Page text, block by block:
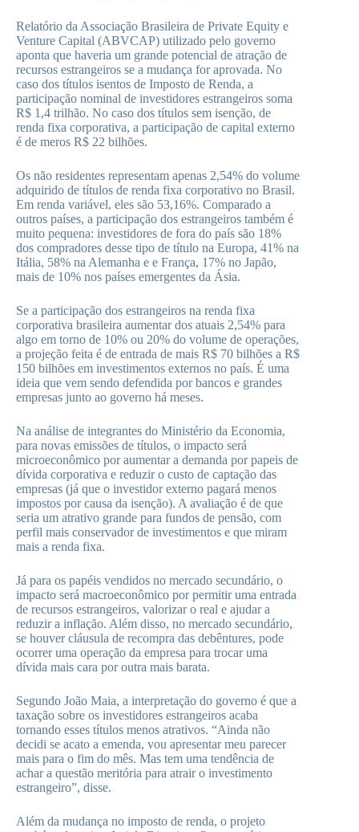
Relatório da Associação Brasileira de Private Equity e
Venture Capital (ABVCAP) utilizado pelo governo
aponta que haveria um grande potencial de atração de
recursos estrangeiros se a mudança for aprovada. No
caso dos títulos isentos de Imposto de Renda, a
participação nominal de investidores estrangeiros soma
R$ 1,4 trilhão. No caso dos títulos sem isenção, de
renda fixa corporativa, a participação de capital externo
é de meros R$ 22 bilhões.
Os não residentes representam apenas 2,54% do volume
adquirido de títulos de renda fixa corporativo no Brasil.
Em renda variável, eles são 53,16%. Comparado a
outros países, a participação dos estrangeiros também é
muito pequena: investidores de fora do país são 18%
dos compradores desse tipo de título na Europa, 41% na
Itália, 58% na Alemanha e e França, 17% no Japão,
mais de 10% nos países emergentes da Ásia.
Se a participação dos estrangeiros na renda fixa
corporativa brasileira aumentar dos atuais 2,54% para
algo em torno de 10% ou 20% do volume de operações,
a projeção feita é de entrada de mais R$ 70 bilhões a R$
150 bilhões em investimentos externos no país. É uma
ideia que vem sendo defendida por bancos e grandes
empresas junto ao governo há meses.
Na análise de integrantes do Ministério da Economia,
para novas emissões de títulos, o impacto será
microeconômico por aumentar a demanda por papeis de
dívida corporativa e reduzir o custo de captação das
empresas (já que o investidor externo pagará menos
impostos por causa da isenção). A avaliação é de que
seria um atrativo grande para fundos de pensão, com
perfil mais conservador de investimentos e que miram
mais a renda fixa.
Já para os papéis vendidos no mercado secundário, o
impacto será macroeconômico por permitir uma entrada
de recursos estrangeiros, valorizar o real e ajudar a
reduzir a inflação. Além disso, no mercado secundário,
se houver cláusula de recompra das debêntures, pode
ocorrer uma operação da empresa para trocar uma
dívida mais cara por outra mais barata.
Segundo João Maia, a interpretação do governo é que a
taxação sobre os investidores estrangeiros acaba
tornando esses títulos menos atrativos. “Ainda não
decidi se acato a emenda, vou apresentar meu parecer
mais para o fim do mês. Mas tem uma tendência de
achar a questão meritória para atrair o investimento
estrangeiro”, disse.
Além da mudança no imposto de renda, o projeto